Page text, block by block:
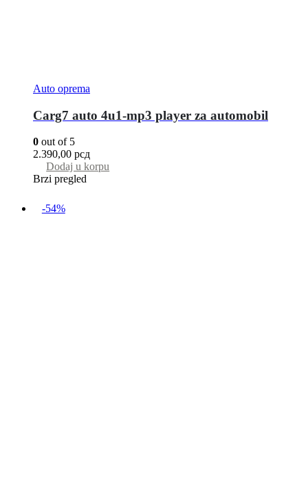
Auto oprema
Carg7 auto 4u1-mp3 player za automobil
0 out of 5
2.390,00 рсд
Dodaj u korpu
Brzi pregled
-54%